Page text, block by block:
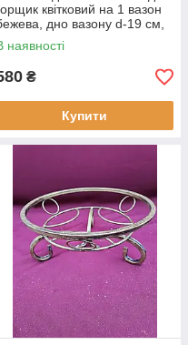
квітковий на 1 вазон
дно вазону d-19 см,
наявності
₴
Купити